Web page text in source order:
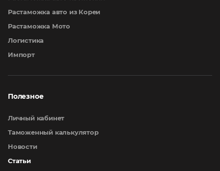
Растаможка авто из Кореи
Растаможка Мото
Логистика
Импорт
Полезное
Личный кабинет
Таможенный калькулятор
Новости
Статьи